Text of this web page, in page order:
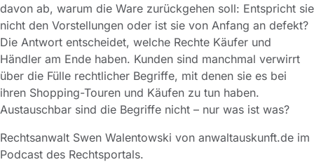
davon ab, warum die Ware zurückgehen soll: Entspricht sie
nicht den Vorstellungen oder ist sie von Anfang an defekt?
Die Antwort entscheidet, welche Rechte Käufer und
Händler am Ende haben. Kunden sind manchmal verwirrt
über die Fülle rechtlicher Begriffe, mit denen sie es bei
ihren Shopping-Touren und Käufen zu tun haben.
Austauschbar sind die Begriffe nicht – nur was ist was?
Rechtsanwalt Swen Walentowski von anwaltauskunft.de im
Podcast des Rechtsportals.